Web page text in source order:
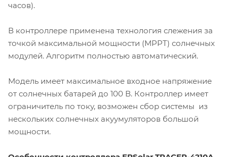
часов).
В контроллере применена технология слежения за
точкой максимальной мощности (MPPT) солнечных
модулей. Алгоритм полностью автоматический.
Модель имеет максимальное входное напряжение
от солнечных батарей до 100 В. Контроллер имеет
ограничитель по току, возможен сбор системы из
нескольких солнечных акуумуляторов большой
мощности.